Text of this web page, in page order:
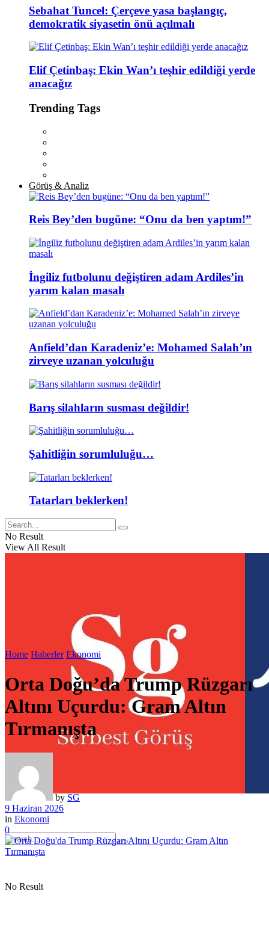
Sebahat Tuncel: Çerçeve yasa başlangıç,
demokratik siyasetin önü açılmalı
Elif Çetinbaş: Ekin Wan’ı teşhir edildiği yerde
anacağız
Trending Tags
Görüş & Analiz
Reis Bey’den bugüne: “Onu da ben yaptım!”
İngiliz futbolunu değiştiren adam Ardiles’in
yarım kalan masalı
Anfield’dan Karadeniz’e: Mohamed Salah’ın
zirveye uzanan yolculuğu
Barış silahların susması değildir!
Şahitliğin sorumluluğu…
Tatarları beklerken!
No Result
View All Result
No Result
Home Haberler Ekonomi
Orta Doğu’da Trump Rüzgarı
Altını Uçurdu: Gram Altın
Tırmanışta
by SG
9 Haziran 2026
in Ekonomi
0